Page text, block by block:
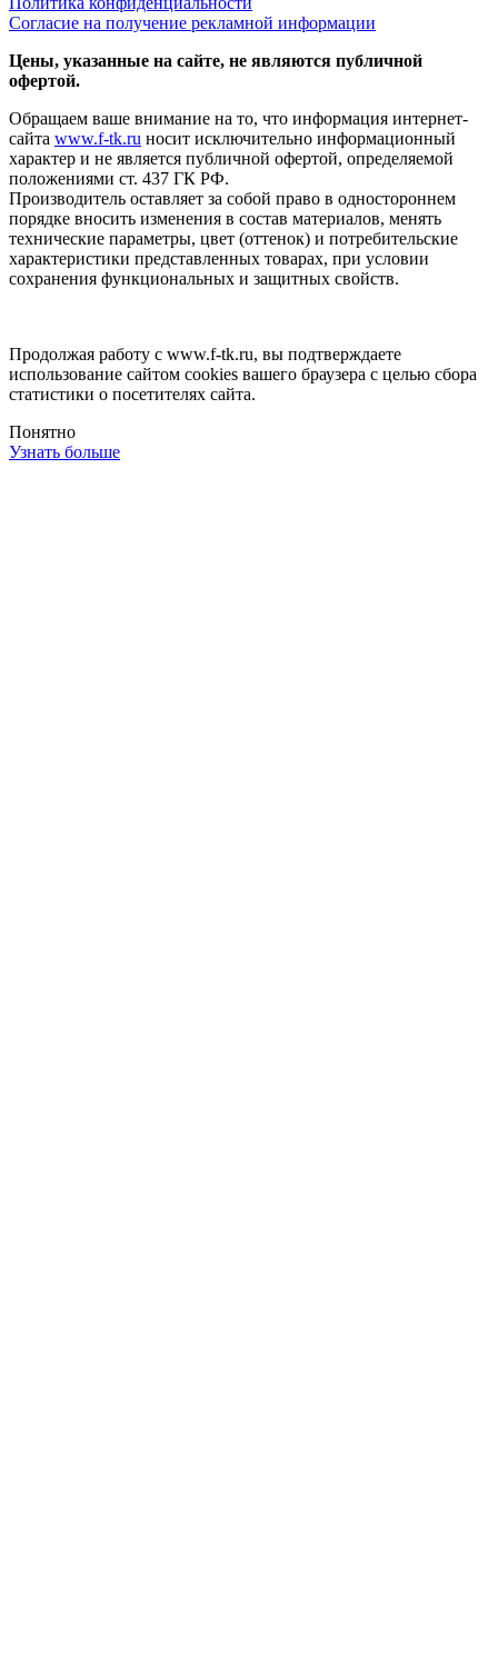
Согласие на получение рекламной информации
Цены, указанные на сайте, не являются публичной
офертой.
Обращаем ваше внимание на то, что информация интернет-
сайта www.f-tk.ru носит исключительно информационный
характер и не является публичной офертой, определяемой
положениями ст. 437 ГК РФ.
Производитель оставляет за собой право в одностороннем
порядке вносить изменения в состав материалов, менять
технические параметры, цвет (оттенок) и потребительские
характеристики представленных товарах, при условии
сохранения функциональных и защитных свойств.
Продолжая работу с www.f-tk.ru, вы подтверждаете
использование сайтом cookies вашего браузера с целью сбора
статистики о посетителях сайта.
Понятно
Узнать больше